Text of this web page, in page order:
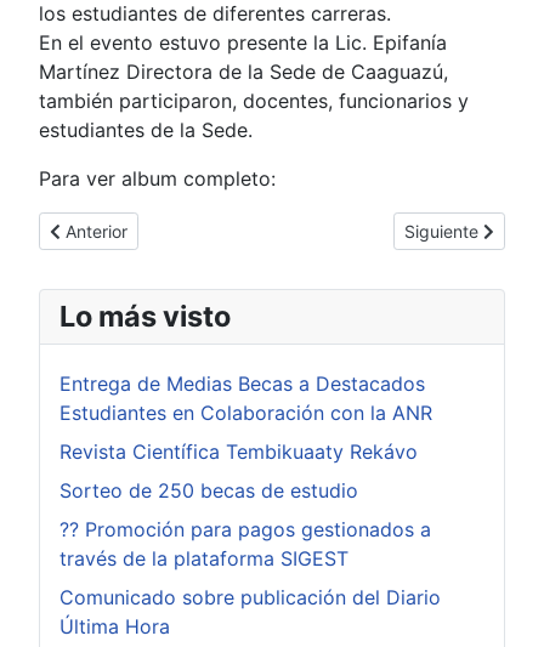
los estudiantes de diferentes carreras.
En el evento estuvo presente la Lic. Epifanía
Martínez Directora de la Sede de Caaguazú,
también participaron, docentes, funcionarios y
estudiantes de la Sede.
Para ver album completo:
Artículo anterior: Capacitación Sobre Prevención del Suicidio
Anterior Artículo
Siguiente
Lo más visto
Entrega de Medias Becas a Destacados
Estudiantes en Colaboración con la ANR
Revista Científica Tembikuaaty Rekávo
Sorteo de 250 becas de estudio
?? Promoción para pagos gestionados a
través de la plataforma SIGEST
Comunicado sobre publicación del Diario
Última Hora